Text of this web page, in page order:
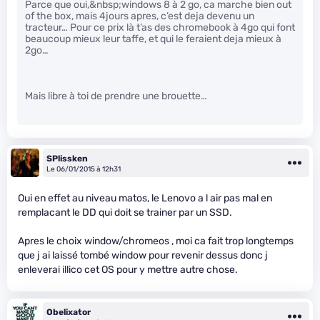
Parce que oui,&nbsp;windows 8 à 2 go, ca marche bien out
of the box, mais 4jours apres, c’est deja devenu un
tracteur… Pour ce prix là t’as des chromebook à 4go qui font
beaucoup mieux leur taffe, et qui le feraient deja mieux à
2go…
Mais libre à toi de prendre une brouette…
SPlissken
Le 06/01/2015 à 12h31
Oui en effet au niveau matos, le Lenovo a l air pas mal en
remplacant le DD qui doit se trainer par un SSD.
Apres le choix window/chromeos , moi ca fait trop longtemps
que j ai laissé tombé window pour revenir dessus donc j
enleverai illico cet OS pour y mettre autre chose.
Obelixator